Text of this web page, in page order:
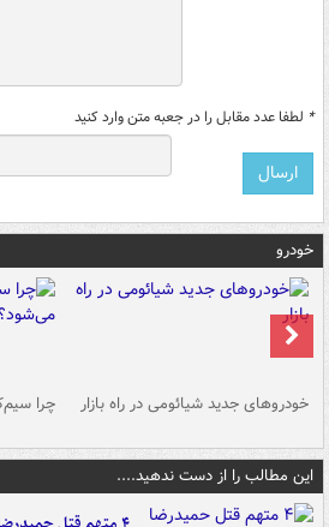
* لطفا عدد مقابل را در جعبه متن وارد کنید
خودرو
خودروهای جدید شیائومی در راه بازار چرا
این مطالب را از دست ندهید....